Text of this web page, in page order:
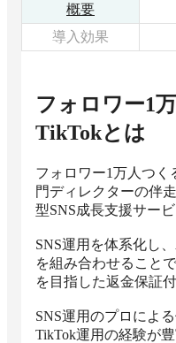
概要
導入効果
フォロワー1
TikTokとは
フォロワー1万人つく
門ディレクターの伴
型SNS成長支援サービ
SNS運用を体系化し
を組み合わせること
を目指した返金保証
SNS運用のプロによ
TikTok運用の経験が